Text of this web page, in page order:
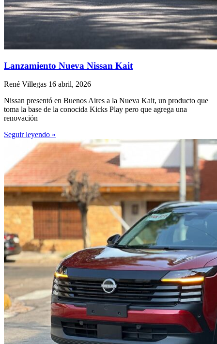
Lanzamiento Nueva Nissan Kait
René Villegas 16 abril, 2026
Nissan presentó en Buenos Aires a la Nueva Kait, un producto que
toma la base de la conocida Kicks Play pero que agrega una
renovación
Seguir leyendo »